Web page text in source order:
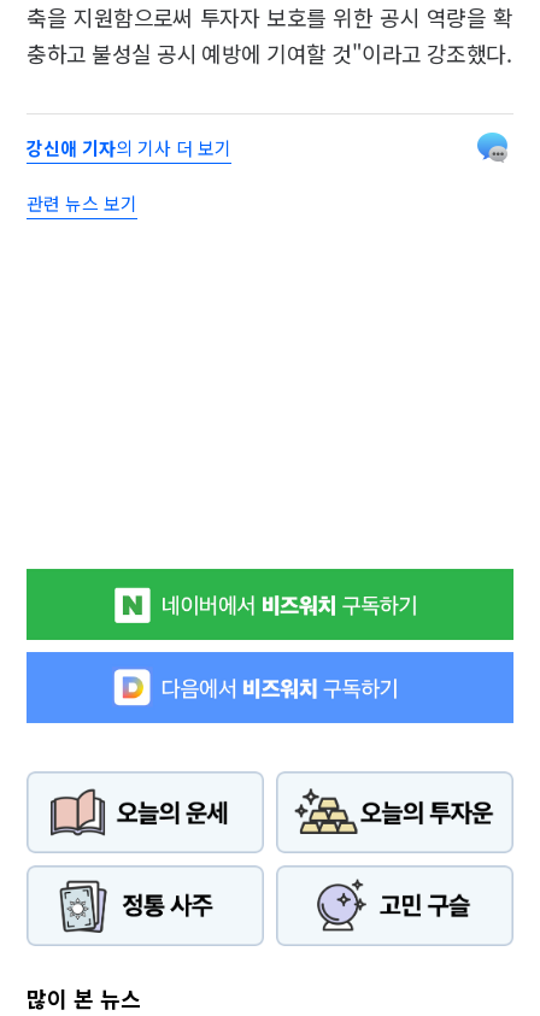
축을 지원함으로써 투자자 보호를 위한 공시 역량을 확
충하고 불성실 공시 예방에 기여할 것"이라고 강조했다.
강신애 기자의 기사 더 보기
관련 뉴스 보기
많이 본 뉴스